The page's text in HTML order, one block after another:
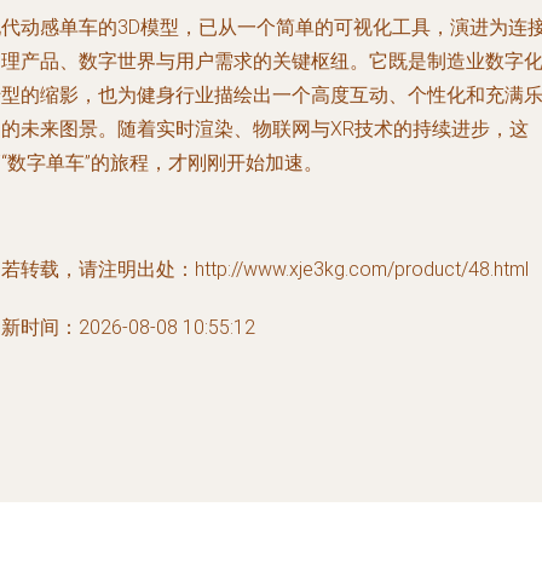
动感单车的3D模型，已从一个简单的可视化工具，演进为连
产品、数字世界与用户需求的关键枢纽。它既是制造业数字化
的缩影，也为健身行业描绘出一个高度互动、个性化和充满乐
未来图景。随着实时渲染、物联网与XR技术的持续进步，这
数字单车”的旅程，才刚刚开始加速。
转载，请注明出处：http://www.xje3kg.com/product/48.html
时间：2026-08-08 10:55:12